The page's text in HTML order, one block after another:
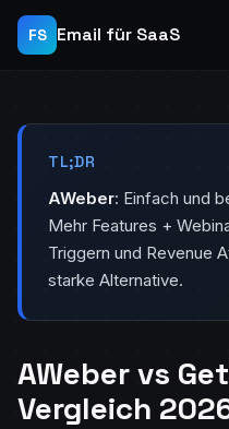
FS Email für SaaS
TL;DR
AWeber: Einfach und
Mehr Features +
Triggern und Revenue
starke Alternative.
AWeber vs
Vergleich